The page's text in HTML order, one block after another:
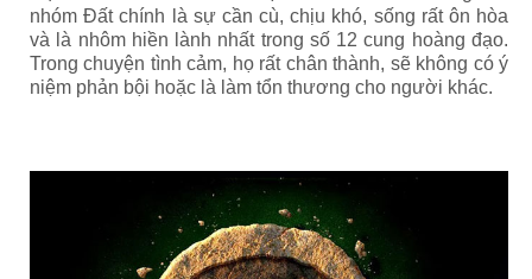
nhóm Đất chính là sự cần cù, chịu khó, sống rất ôn hòa
và là nhôm hiền lành nhất trong số 12 cung hoàng đạo.
Trong chuyện tình cảm, họ rất chân thành, sẽ không có ý
niệm phản bội hoặc là làm tổn thương cho người khác.